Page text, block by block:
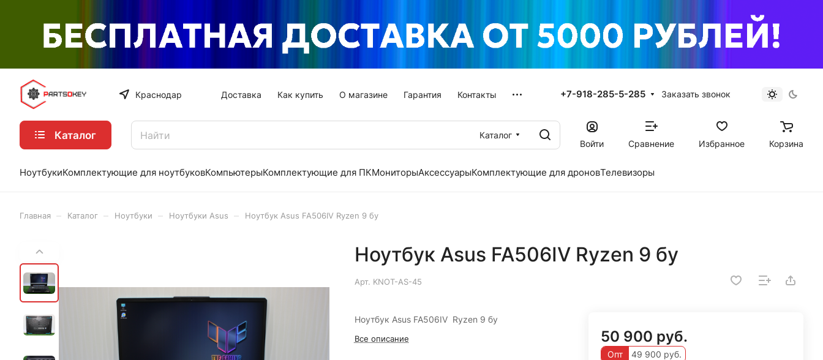
Краснодар Доставка Как купить О магазине Гарантия Контакты +7-918-285-5-285 Заказать звонок
Каталог
Каталог
Войти
Сравнение Избранное Корзина
НоутбукиКомплектующие для ноутбуковКомпьютерыКомплектующие для ПКМониторыАксессуарыКомплектующие для дроновТелевизоры
Главная Каталог Ноутбуки Ноутбуки Asus Ноутбук Asus FA506IV Ryzen 9 бу
Ноутбук Asus FA506IV Ryzen 9 бу
Арт. KNOT-AS-45
Ноутбук Asus FA506IV Ryzen 9 бу
Все описание 50 900 руб.
Опт 49 900 руб.